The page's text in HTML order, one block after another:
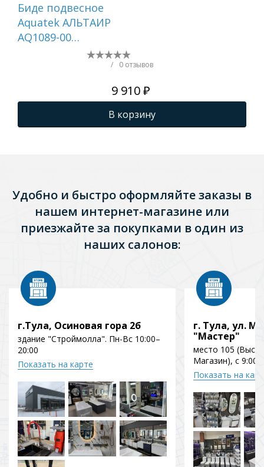
Биде подвесное
Aquatek АЛЬТАИР
AQ1089-00
525*400*340, цвет
/ 0 отзывов
9 910 ₽
В корзину
Удобно и быстро оформляйте заказы в
нашем интернет-магазине или
приезжайте за покупками в один из
наших салонов:
г.Тула, Осиновая гора 2б
здание "Строймолла". Пн-Вс 10:00–
20:00
Показать на карте
г. Тула, ул.
"Мастер"
место 105
Магазин), с 9:00
Показать на